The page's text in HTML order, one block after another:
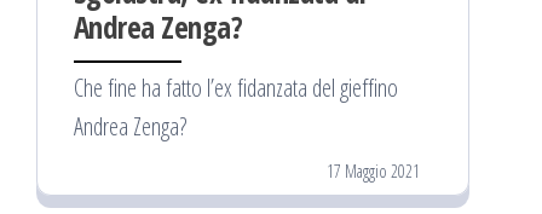
Andrea Zenga?
Che fine ha fatto l’ex fidanzata del gieffino
Andrea Zenga?
17 Maggio 2021